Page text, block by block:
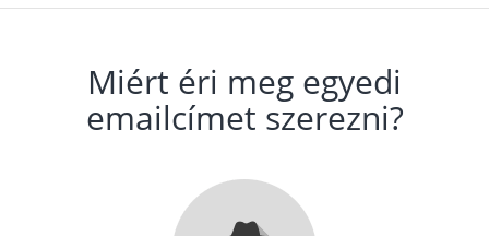
Miért éri meg egyedi
emailcímet szerezni?